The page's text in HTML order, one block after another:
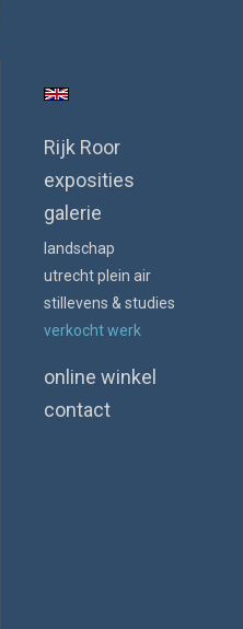
Rijk Roor
exposities
galerie
landschap
utrecht plein air
stillevens & studies
verkocht werk
online winkel
contact